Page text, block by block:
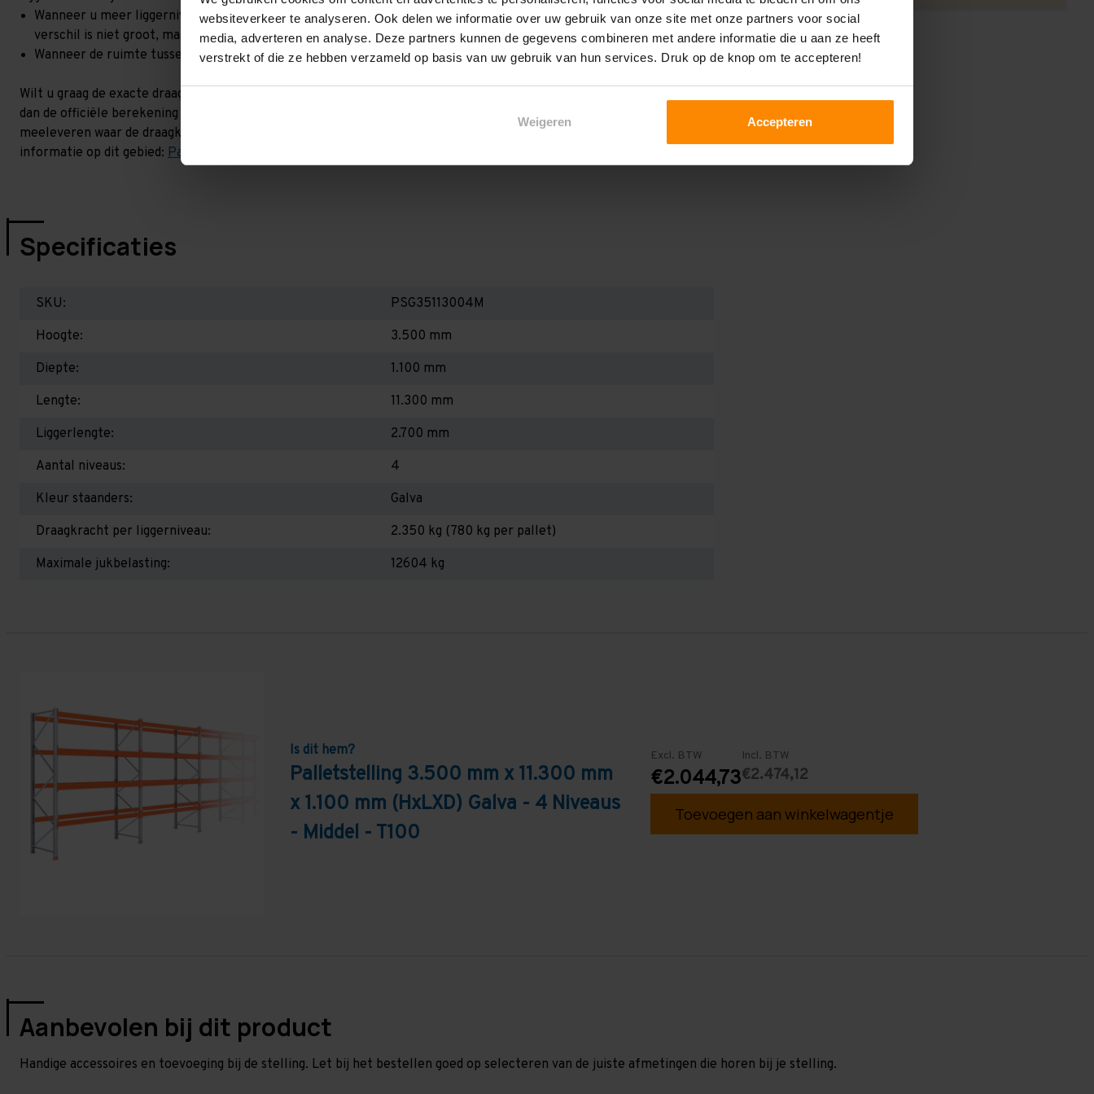
websiteverkeer te analyseren. Ook delen we informatie over uw gebruik van onze site met onze partners voor social
media, adverteren en analyse. Deze partners kunnen de gegevens combineren met andere informatie die u aan ze heeft
verstrekt of die ze hebben verzameld op basis van uw gebruik van hun services. Druk op de knop om te accepteren!
Weigeren Accepteren
Wanneer u meer liggerniveaus toevoegt, kan het zijn dat het draagvermogen per liggerniveau iets lager uit valt. Dit
verschil is niet groot, maar wel het beste om dit te laten berekenen!
Wanneer de ruimte tussen de liggerniveaus kleiner is dan 2,25 meter, valt de draagkracht juist iets hoger uit.
Wilt u graag de exacte draagkracht weten in uw situatie? Dan dient u even contact met ons op te nemen. Wij voeren
dan de officiële berekening uit. Dit doen we gratis en voor niets. Wij kunnen ook belastingbordjes of stickers
meeleveren waar de draagkracht van uw situatie op beschreven staat! Kortom, bij twijfel contact opnemen! Meer
informatie op dit gebied: Palletstellingen - Belangrijk om te weten!
Specificaties
SKU:
PSG35113004M
Hoogte:
3.500 mm
Diepte:
1.100 mm
Lengte:
11.300 mm
Liggerlengte:
2.700 mm
Aantal niveaus:
4
Kleur staanders:
Galva
Draagkracht per liggerniveau:
2.350 kg (780 kg per pallet)
Maximale jukbelasting:
12604 kg
Is dit hem?
Palletstelling 3.500 mm x 11.300 mm
x 1.100 mm (HxLXD) Galva - 4 Niveaus
- Middel - T100
Excl. BTW
€2.044,73
Incl. BTW
€2.474,12
Toevoegen aan winkelwagentje
Aanbevolen bij dit product
Handige accessoires en toevoeging bij de stelling. Let bij het bestellen goed op selecteren van de juiste afmetingen die horen bij je stelling.